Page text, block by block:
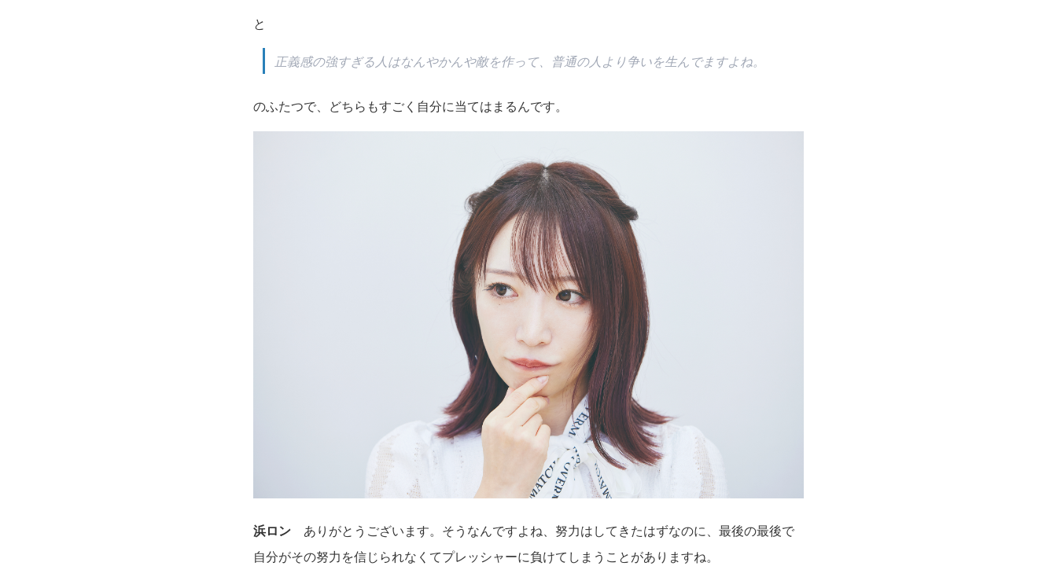
と
正義感の強すぎる人はなんやかんや敵を作って、普通の人より争いを生んでますよね。
のふたつで、どちらもすごく自分に当てはまるんです。
浜ロン ありがとうございます。そうなんですよね、努力はしてきたはずなのに、最後の最後で
自分がその努力を信じられなくてプレッシャーに負けてしまうことがありますね。